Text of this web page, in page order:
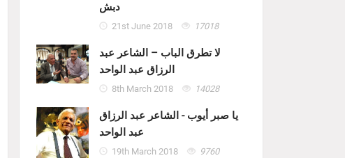
دبش
21st June 2018 17018
لا تطرق الباب – الشاعر عبد
الرزاق عبد الواحد
8th March 2018 14028
يا صبر أيوب - الشاعر عبد الرزاق
عبد الواحد
19th March 2018 9760